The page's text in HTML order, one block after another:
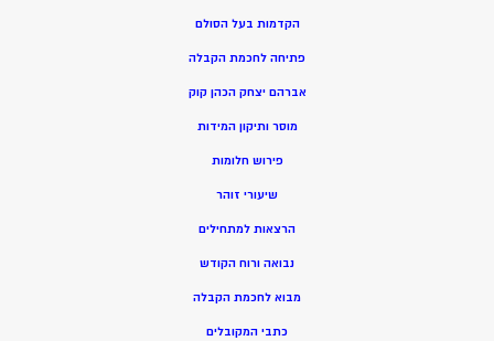
הקדמות בעל הסולם
פתיחה לחכמת הקבלה
אברהם יצחק הכהן קוק
מוסר ותיקון המידות
פירוש חלומות
שיעורי זוהר
הרצאות למתחילים
נבואה ורוח הקודש
מבוא לחכמת הקבלה
כתבי המקובלים